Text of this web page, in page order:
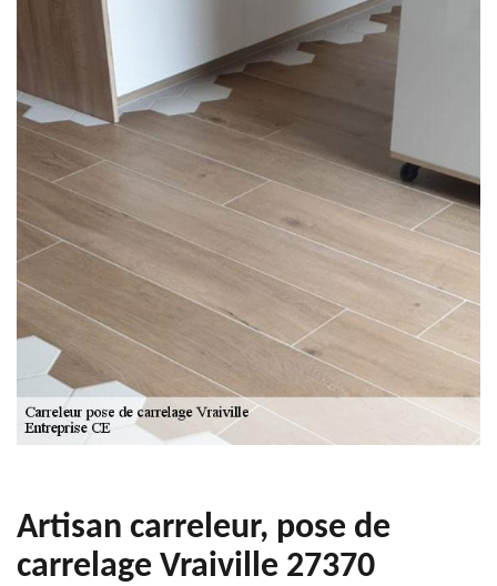
Artisan carreleur, pose de
carrelage Vraiville 27370